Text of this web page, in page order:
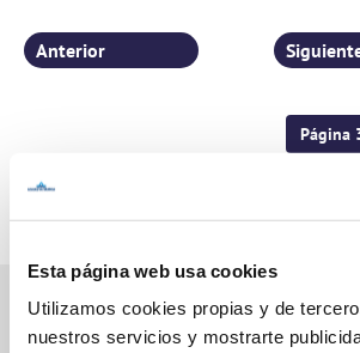
Esta página web usa cookies
Utilizamos cookies propias y de
nuestros servicios y mostrarte
Página
Anterior